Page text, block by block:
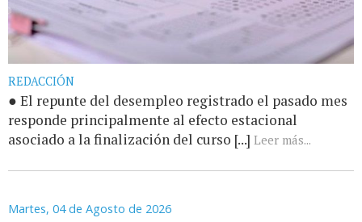
REDACCIÓN
● El repunte del desempleo registrado el pasado mes
responde principalmente al efecto estacional
asociado a la finalización del curso [...] Leer más...
Martes, 04 de Agosto de 2026